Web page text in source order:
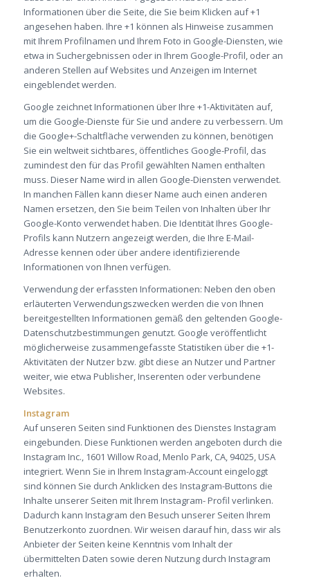
Informationen über die Seite, die Sie beim Klicken auf +1
angesehen haben. Ihre +1 können als Hinweise zusammen
mit Ihrem Profilnamen und Ihrem Foto in Google-Diensten, wie
etwa in Suchergebnissen oder in Ihrem Google-Profil, oder an
anderen Stellen auf Websites und Anzeigen im Internet
eingeblendet werden.
Google zeichnet Informationen über Ihre +1-Aktivitäten auf,
um die Google-Dienste für Sie und andere zu verbessern. Um
die Google+-Schaltfläche verwenden zu können, benötigen
Sie ein weltweit sichtbares, öffentliches Google-Profil, das
zumindest den für das Profil gewählten Namen enthalten
muss. Dieser Name wird in allen Google-Diensten verwendet.
In manchen Fällen kann dieser Name auch einen anderen
Namen ersetzen, den Sie beim Teilen von Inhalten über Ihr
Google-Konto verwendet haben. Die Identität Ihres Google-
Profils kann Nutzern angezeigt werden, die Ihre E-Mail-
Adresse kennen oder über andere identifizierende
Informationen von Ihnen verfügen.
Verwendung der erfassten Informationen: Neben den oben
erläuterten Verwendungszwecken werden die von Ihnen
bereitgestellten Informationen gemäß den geltenden Google-
Datenschutzbestimmungen genutzt. Google veröffentlicht
möglicherweise zusammengefasste Statistiken über die +1-
Aktivitäten der Nutzer bzw. gibt diese an Nutzer und Partner
weiter, wie etwa Publisher, Inserenten oder verbundene
Websites.
Instagram
Auf unseren Seiten sind Funktionen des Dienstes Instagram
eingebunden. Diese Funktionen werden angeboten durch die
Instagram Inc., 1601 Willow Road, Menlo Park, CA, 94025, USA
integriert. Wenn Sie in Ihrem Instagram-Account eingeloggt
sind können Sie durch Anklicken des Instagram-Buttons die
Inhalte unserer Seiten mit Ihrem Instagram- Profil verlinken.
Dadurch kann Instagram den Besuch unserer Seiten Ihrem
Benutzerkonto zuordnen. Wir weisen darauf hin, dass wir als
Anbieter der Seiten keine Kenntnis vom Inhalt der
übermittelten Daten sowie deren Nutzung durch Instagram
erhalten.